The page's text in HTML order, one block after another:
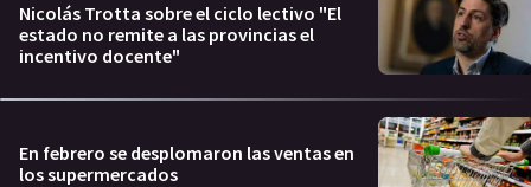
Nicolás Trotta sobre el ciclo lectivo "El
estado no remite a las provincias el
incentivo docente"
En febrero se desplomaron las ventas en
los supermercados